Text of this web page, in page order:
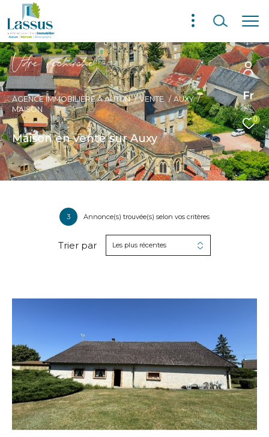
Fr
0
Vore recece
AGENCE IMMOBILIÈRE À AUTUN VENTE
AUXY
MAISON
Maison en vente sur Auxy
3 Annonce(s) trouvée(s) selon vos critères
Trier par Les plus récentes